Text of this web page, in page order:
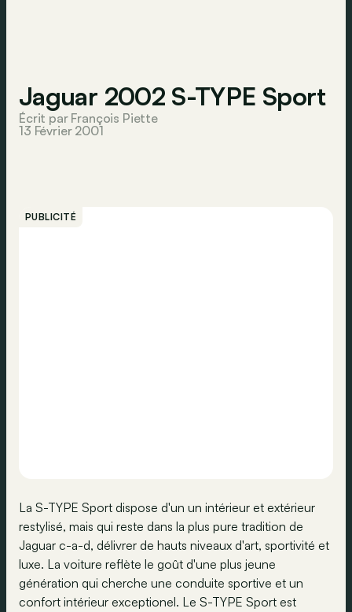
Jaguar 2002 S-TYPE Sport
Écrit par François Piette
13 Février 2001
PUBLICITÉ
La S-TYPE Sport dispose d'un un intérieur et extérieur
restylisé, mais qui reste dans la plus pure tradition de
Jaguar c-a-d, délivrer de hauts niveaux d'art, sportivité et
luxe. La voiture reflète le goût d'une plus jeune
génération qui cherche une conduite sportive et un
confort intérieur exceptionel. Le S-TYPE Sport est